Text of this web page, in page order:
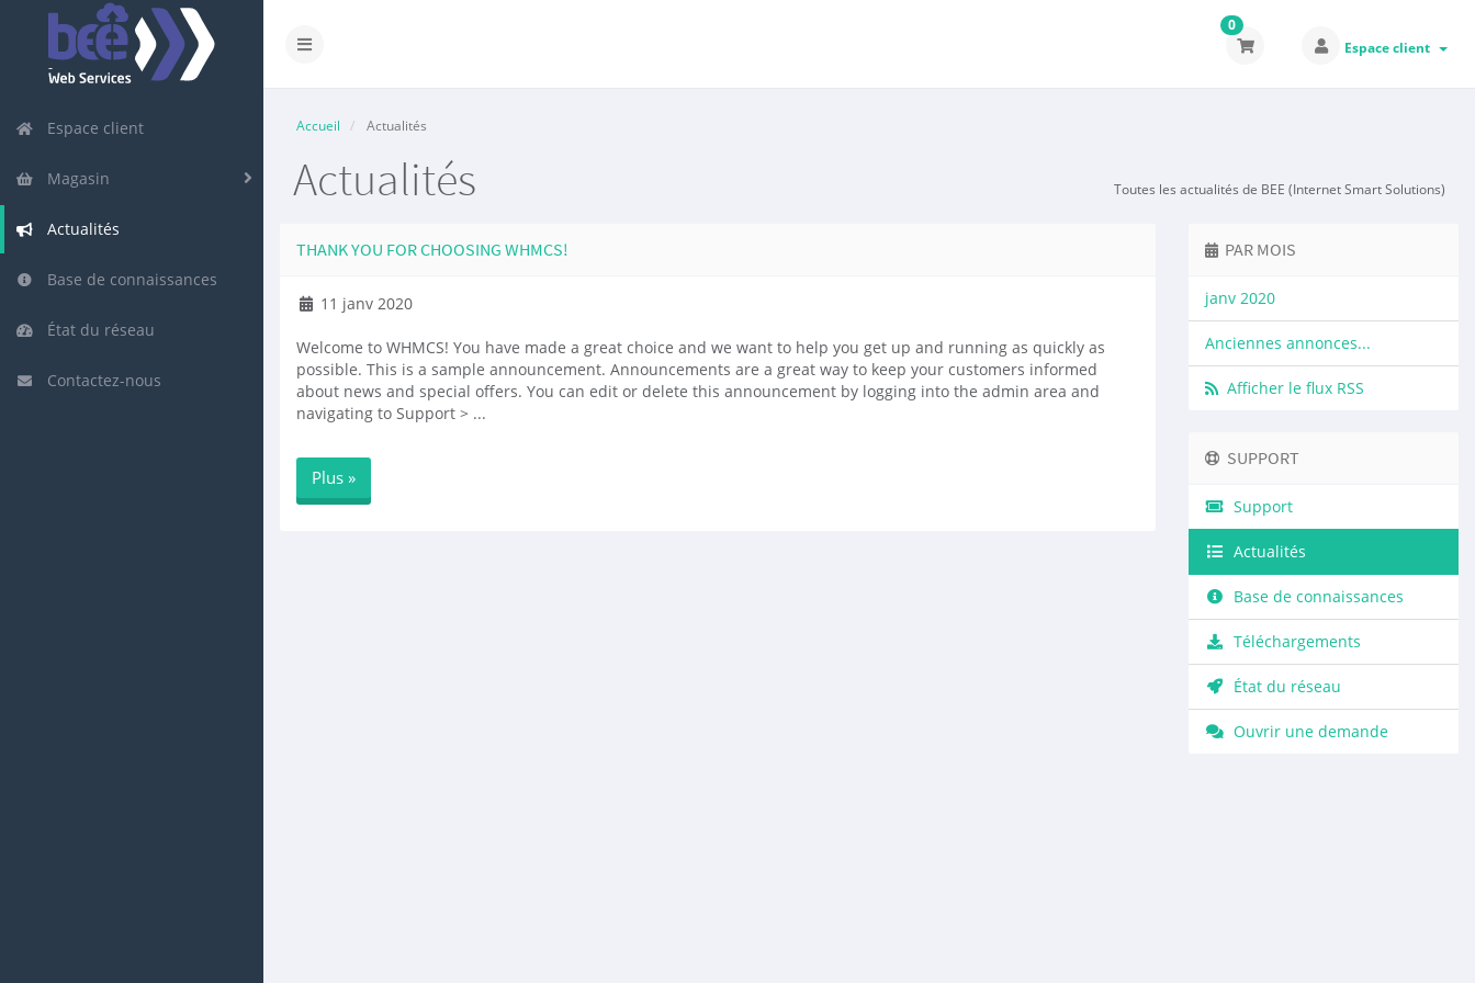
0
Espace client
Espace client
Magasin
Actualités
Base de connaissances
État du réseau
Contactez-nous
Accueil Actualités
Actualités Toutes les actualités de BEE (Internet Smart Solutions)
PAR MOIS
janv 2020
Anciennes annonces...
Afficher le flux RSS
THANK YOU FOR CHOOSING WHMCS!
11 janv 2020
Welcome to WHMCS! You have made a great choice and we want to help you get up and running as quickly as
possible. This is a sample announcement. Announcements are a great way to keep your customers informed
about news and special offers. You can edit or delete this announcement by logging into the admin area and
navigating to Support > ...
Plus »
SUPPORT
Support
Actualités
Base de connaissances
Téléchargements
État du réseau
Ouvrir une demande